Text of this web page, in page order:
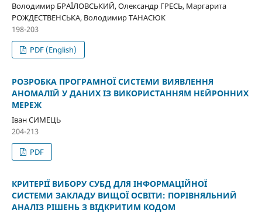
Володимир БРАЇЛОВСЬКИЙ, Олександр ГРЕСЬ, Маргарита
РОЖДЕСТВЕНСЬКА, Володимир ТАНАСЮК
198-203
PDF (English)
РОЗРОБКА ПРОГРАМНОЇ СИСТЕМИ ВИЯВЛЕННЯ
АНОМАЛІЙ У ДАНИХ ІЗ ВИКОРИСТАННЯМ НЕЙРОННИХ
МЕРЕЖ
Іван СИМЕЦЬ
204-213
PDF
КРИТЕРІЇ ВИБОРУ СУБД ДЛЯ ІНФОРМАЦІЙНОЇ
СИСТЕМИ ЗАКЛАДУ ВИЩОЇ ОСВІТИ: ПОРІВНЯЛЬНИЙ
АНАЛІЗ РІШЕНЬ З ВІДКРИТИМ КОДОМ